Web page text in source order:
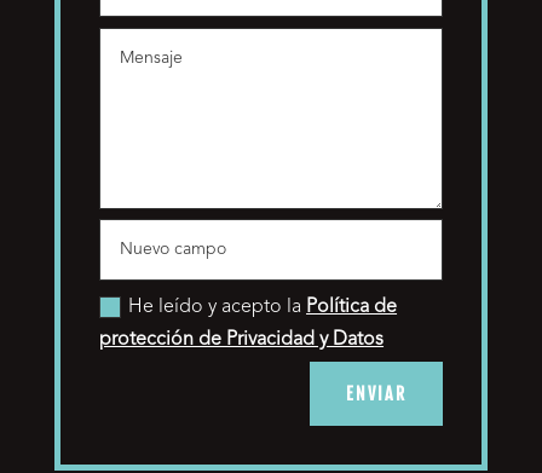
He leído y acepto la Política de
protección de Privacidad y Datos
ENVIAR